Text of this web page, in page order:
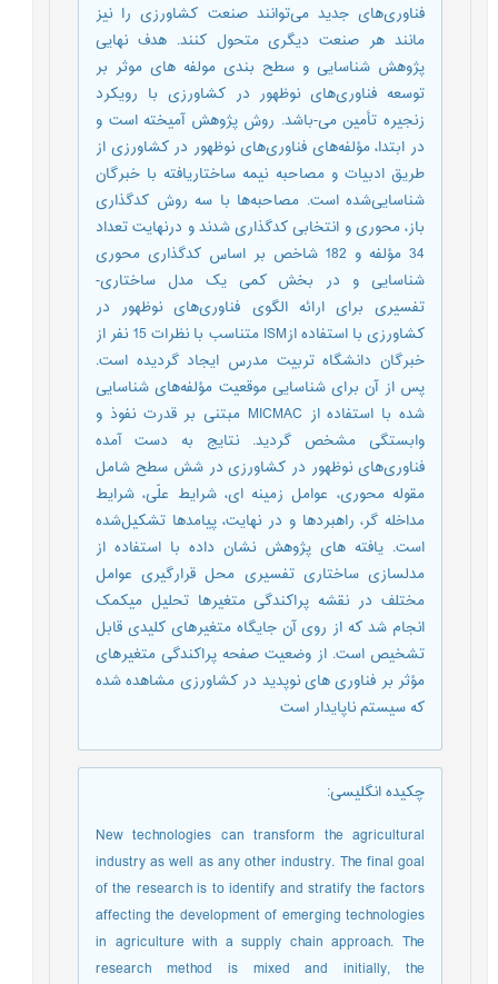
فناوری‌های جدید می‌توانند صنعت کشاورزی را نیز
مانند هر صنعت دیگری متحول کنند. هدف نهایی
پژوهش شناسایی و سطح بندی مولفه های موثر بر
توسعه فناوری‌های نوظهور در کشاورزی با رویکرد
زنجیره تأمین می-باشد. روش پژوهش آمیخته است و
در ابتدا، مؤلفه‌های فناوری‌های نوظهور در کشاورزی از
طریق ادبیات و مصاحبه نیمه ساختاریافته با خبرگان
شناسایی‌شده است. مصاحبه‌ها با سه روش کدگذاری
باز، محوری و انتخابی کدگذاری شدند و درنهایت تعداد
34 مؤلفه و 182 شاخص بر اساس کدگذاری محوری
شناسایی و در بخش کمی یک مدل ساختاری-
تفسیری برای ارائه الگوی فناوری‌های نوظهور در
کشاورزی با استفاده ازISM متناسب با نظرات 15 نفر از
خبرگان دانشگاه تربیت مدرس ایجاد گردیده است.
پس‌ از آن برای شناسایی موقعیت مؤلفه‌های شناسایی
شده با استفاده از MICMAC مبتنی بر قدرت نفوذ و
وابستگی مشخص گردید. نتایج به دست آمده
فناوری‌های نوظهور در کشاورزی در شش سطح شامل
مقوله محوری، عوامل زمینه ای، شرایط علّی، شرایط
مداخله گر، راهبردها و در نهایت، پیامدها تشکیل‌شده
است. یافته های پژوهش نشان داده با استفاده از
مدلسازی ساختاری تفسیری محل قرارگیری عوامل
مختلف در نقشه پراکندگی متغیرها تحلیل میکمک
انجام شد که از روی آن جایگاه متغیرهای کلیدی قابل
تشخیص است. از وضعیت صفحه پراکندگی متغیرهای
مؤثر بر فناوری های نوپدید در کشاورزی مشاهده شده
که سیستم ناپایدار است
چکیده انگلیسی:
New technologies can transform the agricultural
industry as well as any other industry. The final goal
of the research is to identify and stratify the factors
affecting the development of emerging technologies
in agriculture with a supply chain approach. The
research method is mixed and initially, the